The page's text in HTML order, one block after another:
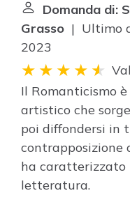
Domanda di:
Grasso | Ultimo
2023
Il Romanticismo
artistico che
poi diffondersi in
contrapposizione
ha caratterizzato
letteratura.